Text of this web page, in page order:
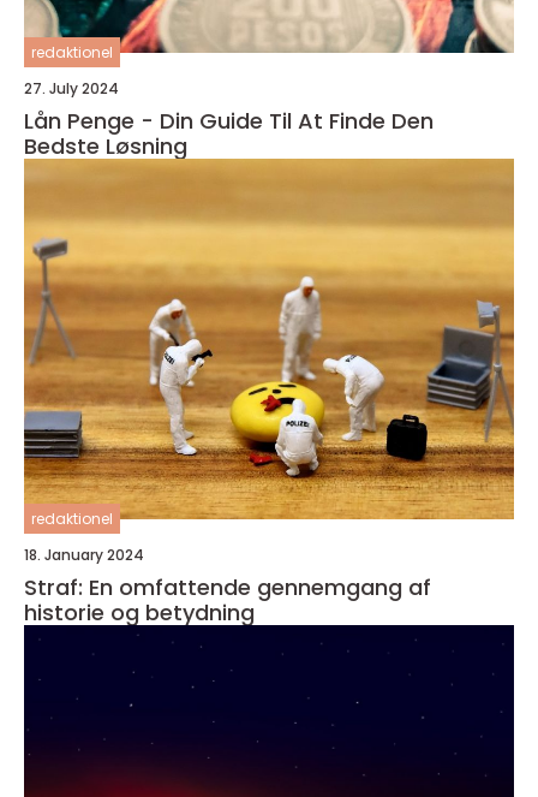
redaktionel
27. July 2024
Lån Penge - Din Guide Til At Finde Den
Bedste Løsning
redaktionel
18. January 2024
Straf: En omfattende gennemgang af
historie og betydning